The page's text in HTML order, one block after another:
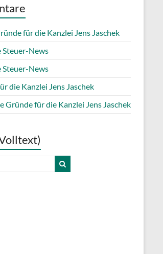
für die Kanzlei Jens Jaschek
Steuer-News
Steuer-News
die Kanzlei Jens Jaschek
Gründe für die Kanzlei Jens Jaschek